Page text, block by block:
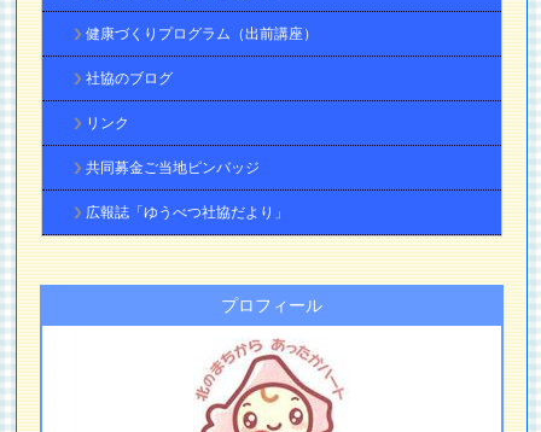
健康づくりプログラム（出前講座）
社協のブログ
リンク
共同募金ご当地ピンバッジ
広報誌「ゆうべつ社協だより」
プロフィール